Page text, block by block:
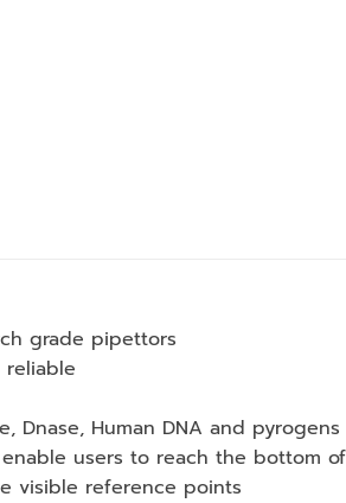
grade pipettors
reliable
Dnase, Human DNA and pyrogens
users to reach the bottom
visible reference points